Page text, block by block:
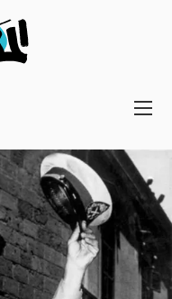
Main
Secondary
Navigation